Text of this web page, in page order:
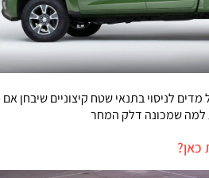
לניסוי בתנאי שטח קיצוניים שיבחן אם
למה שמכונה דלק המחר